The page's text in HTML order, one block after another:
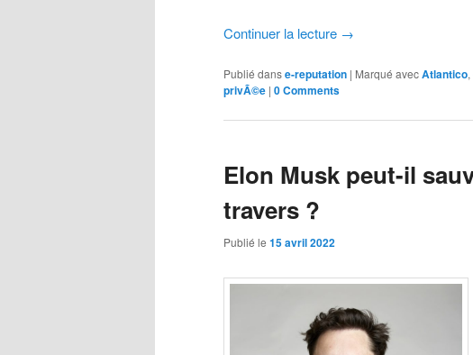
Continuer la lecture →
Publié danse-reputation | Marqué avecAtlantico,
privÃ©e | 0 Comments
Elon Musk peut-il
travers ?
Publié le 15 avril 2022